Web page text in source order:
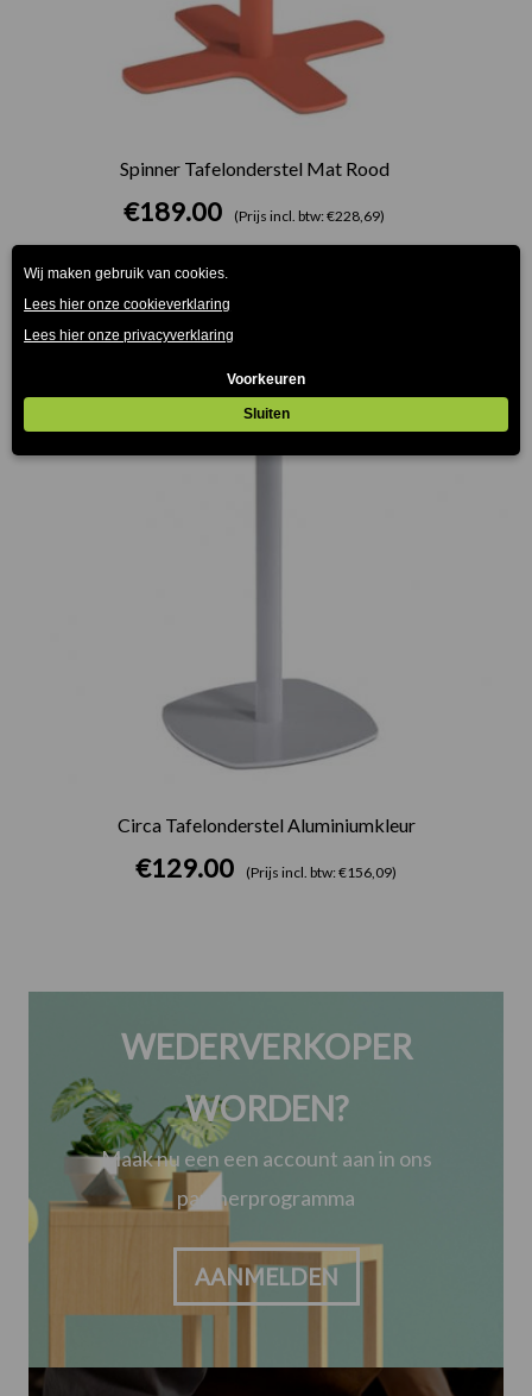
Spinner Tafelonderstel Mat Rood
€189.00 (Prijs incl. btw: €228,69)
Circa Tafelonderstel Aluminiumkleur
€129.00 (Prijs incl. btw: €156,09)
WEDERVERKOPER
WORDEN?
Maak nu een een account aan in ons
partnerprogramma
AANMELDEN